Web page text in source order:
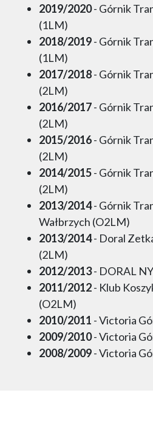
2019/2020- Górnik
(1LM)
2018/2019- Górnik
(1LM)
2017/2018- Górnik
(2LM)
2016/2017- Górnik
(2LM)
2015/2016- Górnik
(2LM)
2014/2015- Górnik
(2LM)
2013/2014- Górnik
Wałbrzych (O2LM)
2013/2014- Doral
(2LM)
2012/2013- DORAL
2011/2012- Klub
(O2LM)
2010/2011 - Victoria
2009/2010- Victoria
2008/2009- Victoria